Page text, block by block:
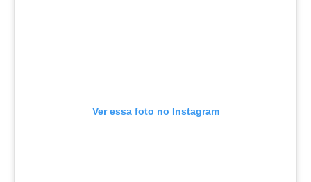
Ver essa foto no Instagram